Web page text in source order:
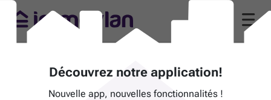
Découvrez notre application!
Nouvelle app, nouvelles fonctionnalités !